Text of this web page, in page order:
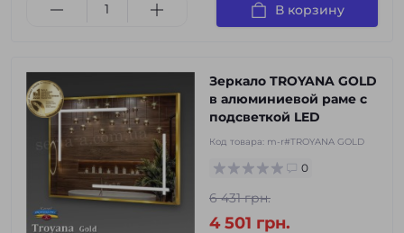
В корзину
Зеркало TROYANA GOLD
в алюминиевой раме с
подсветкой LED
Код товара: m-r#TROYANA GOLD
0
6 431 грн.
4 501 грн.